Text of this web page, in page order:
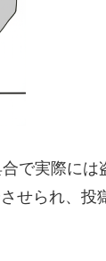
で実際には
せられ、投